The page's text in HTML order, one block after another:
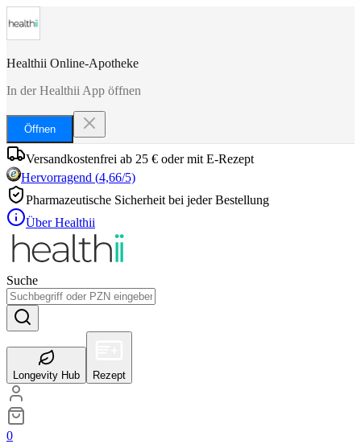
Healthii Online-Apotheke
In der Healthii App öffnen
Öffnen
Versandkostenfrei ab 25 € oder mit E-Rezept
Hervorragend (4,66/5)
Pharmazeutische Sicherheit bei jeder Bestellung
Über Healthii
Suche
Longevity Hub Rezept
0